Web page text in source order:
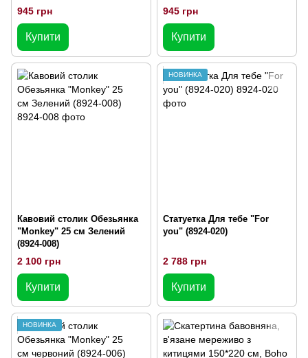
945 грн
Купити
945 грн
Купити
Кавовий столик Обезьянка
"Monkey" 25 см Зелений
(8924-008)
2 100 грн
Купити
НОВИНКА
Статуетка Для тебе "For
you" (8924-020)
2 788 грн
Купити
НОВИНКА